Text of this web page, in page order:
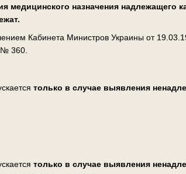
медицинского назначения надлежащего
Кабинета Министров Украины от
№ 360.
только в случае выявления
только в случае выявления